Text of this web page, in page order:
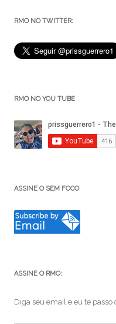
RMO NO TWITTER:
RMO NO YOU TUBE
ASSINE O SEM FOCO
ASSINE O RMO:
Diga seu email e eu te